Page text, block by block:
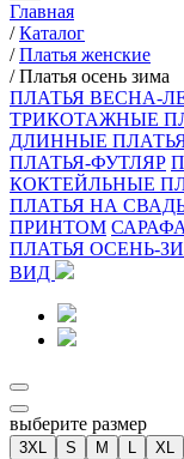
Главная
/ Каталог
/ Платья женские
/ Платья осень зима
ПЛАТЬЯ ВЕСНА-
ТРИКОТАЖНЫЕ
ДЛИННЫЕ
ПЛАТЬЯ-ФУТЛЯР
КОКТЕЙЛЬНЫЕ
ПЛАТЬЯ НА
ПРИНТОМ
ПЛАТЬЯ ОСЕНЬ-
ВИД
выберите размер
3XL S M L XL